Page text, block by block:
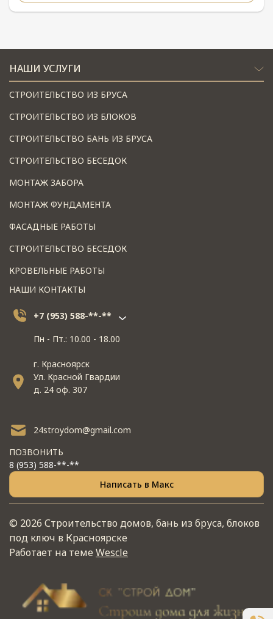
НАШИ УСЛУГИ
СТРОИТЕЛЬСТВО ИЗ БРУСА
СТРОИТЕЛЬСТВО ИЗ БЛОКОВ
СТРОИТЕЛЬСТВО БАНЬ ИЗ БРУСА
СТРОИТЕЛЬСТВО БЕСЕДОК
МОНТАЖ ЗАБОРА
МОНТАЖ ФУНДАМЕНТА
ФАСАДНЫЕ РАБОТЫ
СТРОИТЕЛЬСТВО БЕСЕДОК
КРОВЕЛЬНЫЕ РАБОТЫ
НАШИ КОНТАКТЫ
+7 (953) 588-**-**
Пн - Пт.: 10.00 - 18.00
г. Красноярск
Ул. Красной Гвардии
д. 24 оф. 307
24stroydom@gmail.com
ПОЗВОНИТЬ
8 (953) 588-**-**
Написать в Макс
© 2026 Строительство домов, бань из бруса, блоков
под ключ в Красноярске
Работает на темеWescle